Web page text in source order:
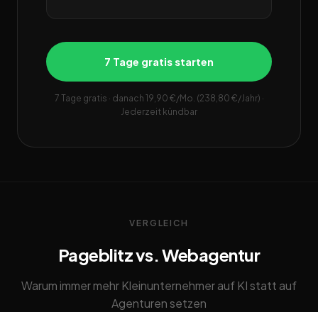
7 Tage gratis starten
7 Tage gratis · danach 19,90 €/Mo. (238,80 €/Jahr) ·
Jederzeit kündbar
VERGLEICH
Pageblitz vs. Webagentur
Warum immer mehr Kleinunternehmer auf KI statt auf
Agenturen setzen